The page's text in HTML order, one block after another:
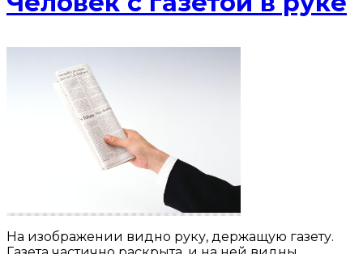
На изображении видно руку, держащую газету.